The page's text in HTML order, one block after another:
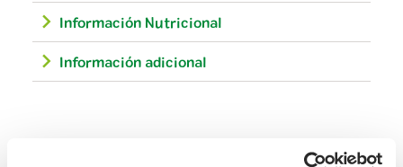
Infusión de hojas de abedul*, jugo de
arándanos rojos** , jugo de arándanos
americanos*, jugo concentrado de ágave*.
*.De cultivo biológico certificado
**de recolección silvestre certificada bio
Información Nutricional
Valores Nutricionales por 100
kcal)
Información adicional